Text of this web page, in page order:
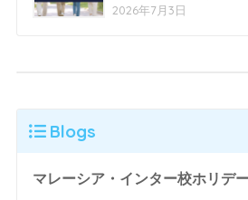
2026年7月3日
Blogs
マレーシア・インター校ホリデ